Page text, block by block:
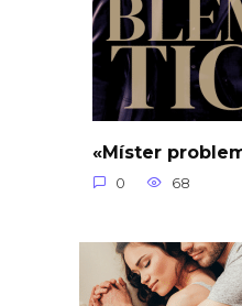
«Míster
0 68